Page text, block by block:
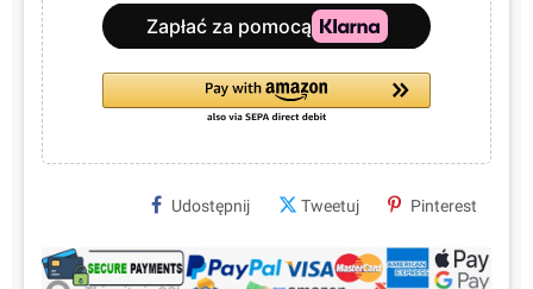
Udostępnij Tweetuj Pinterest